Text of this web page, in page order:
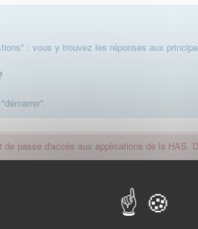
: vous y trouvez les réponses aux
passe d'accès aux applications de la